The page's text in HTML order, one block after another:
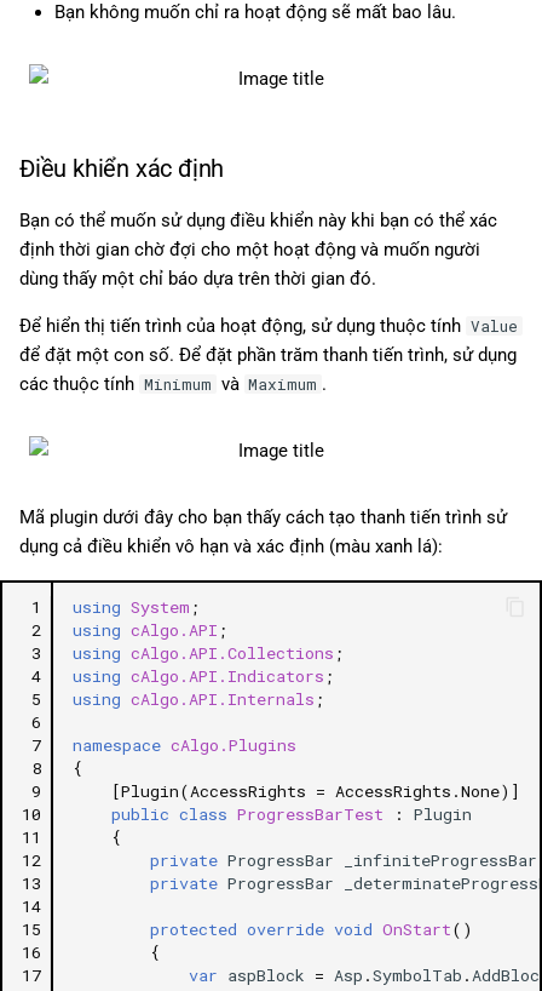
Bạn không muốn chỉ ra hoạt động sẽ mất bao lâu.
Điều khiển xác định
Bạn có thể muốn sử dụng điều khiển này khi bạn có thể xác
định thời gian chờ đợi cho một hoạt động và muốn người
dùng thấy một chỉ báo dựa trên thời gian đó.
Để hiển thị tiến trình của hoạt động, sử dụng thuộc tính Value
để đặt một con số. Để đặt phần trăm thanh tiến trình, sử dụng
các thuộc tính Minimum và Maximum .
Mã plugin dưới đây cho bạn thấy cách tạo thanh tiến trình sử
dụng cả điều khiển vô hạn và xác định (màu xanh lá):
1
2
3
4
5
6
7
8
9
10
11
12
13
14
15
16
17
using System ;
using cAlgo.API ;
using cAlgo.API.Collections ;
using cAlgo.API.Indicators ;
using cAlgo.API.Internals ;
namespace cAlgo.Plugins
{
[Plugin(AccessRights = AccessRights.None)]
public class ProgressBarTest :
Plugin
{
private ProgressBar _infiniteProgressBar
private ProgressBar
protected override void OnStart()
{
var aspBlock = Asp .SymbolTab .